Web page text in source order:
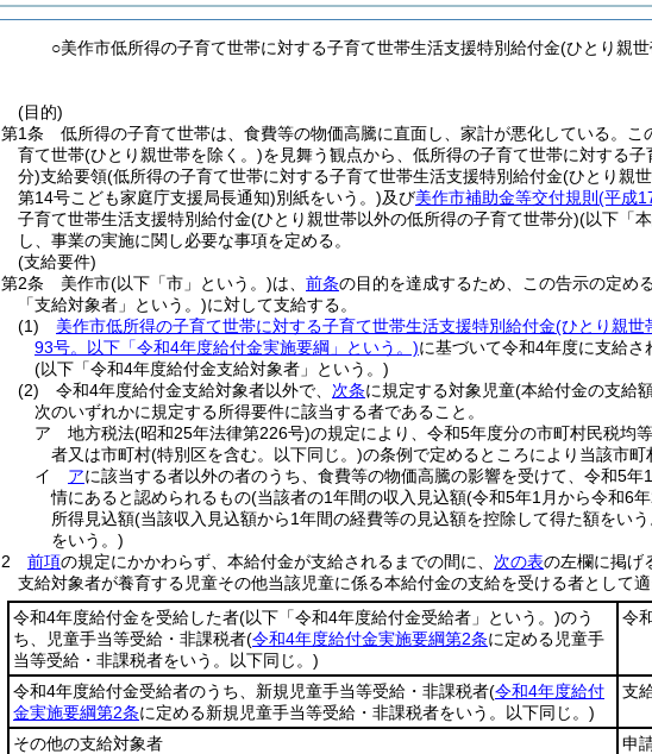
○美作市低所得の子育て世帯に対する子育て世帯生活支援特別給付金(ひとり親
(目的)
第1条
低所得の子育て世帯は、食費等の物価高騰に直面し、家計が悪化している。
こ
育て世帯(ひとり親世帯を除く。)を見舞う観点から、低所得の子育て世帯に対する
分)支給要領(低所得の子育て世帯に対する子育て世帯生活支援特別給付金(ひとり親
第14号こども家庭庁支援局長通知)別紙をいう。)及び美作市補助金等交付規則 (平成
子育て世帯生活支援特別給付金(ひとり親世帯以外の低所得の子育て世帯分)(以下「
し、事業の実施に関し必要な事項を定める。
(支給要件)
第2条
美作市(以下「市」という。)は、 前条の目的を達成するため、この告示の定め
「支給対象者」という。)に対して支給する。
(1)
美作市低所得の子育て世帯に対する子育て世帯生活支援特別給付金(ひとり親世
93号。以下「令和4年度給付金実施要綱」という。)に基づいて令和4年度に支給さ
(以下「令和4年度給付金支給対象者」という。)
(2)
令和4年度給付金支給対象者以外で、 次条に規定する対象児童(本給付金の支給
次のいずれかに規定する所得要件に該当する者であること。
ア
地方税法(昭和25年法律第226号)の規定により、令和5年度分の市町村民税均
者又は市町村(特別区を含む。以下同じ。)の条例で定めるところにより当該市
イ
アに該当する者以外の者のうち、食費等の物価高騰の影響を受けて、令和5
情にあると認められるもの(当該者の1年間の収入見込額(令和5年1月から令和6
所得見込額(当該収入見込額から1年間の経費等の見込額を控除して得た額をい
をいう。)
2
前項の規定にかかわらず、本給付金が支給されるまでの間に、 次の表の左欄に掲げ
支給対象者が養育する児童その他当該児童に係る本給付金の支給を受ける者として
令和4年度給付金を受給した者(以下「令和4年度給付金受給者」という。)のう
ち、児童手当等受給・非課税者(令和4年度給付金実施要綱第2条に定める児童手
当等受給・非課税者をいう。以下同じ。)
令
令和4年度給付金受給者のうち、新規児童手当等受給・非課税者(令和4年度給付
金実施要綱第2条に定める新規児童手当等受給・非課税者をいう。以下同じ。)
支
その他の支給対象者
申